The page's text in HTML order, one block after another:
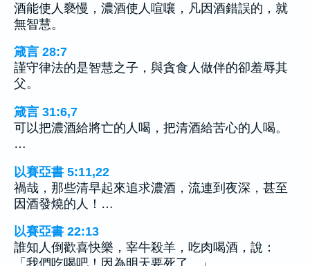
酒能使人褻慢，濃酒使人喧嚷，凡因酒錯誤的，就
無智慧。
箴言 28:7
謹守律法的是智慧之子，與貪食人做伴的卻羞辱其
父。
箴言 31:6,7
可以把濃酒給將亡的人喝，把清酒給苦心的人喝。
…
以賽亞書 5:11,22
禍哉，那些清早起來追求濃酒，流連到夜深，甚至
因酒發燒的人！…
以賽亞書 22:13
誰知人倒歡喜快樂，宰牛殺羊，吃肉喝酒，說：